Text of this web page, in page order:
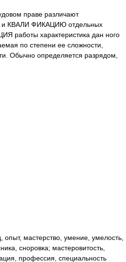
праве различают
КВАЛИ ФИКАЦИЮ отдельных
работы характеристика дан ного
по степени ее сложности,
Обычно определяется разрядом,
опыт, мастерство, умение, умелость,
сноровка; мастеровитость,
профессия, специальность